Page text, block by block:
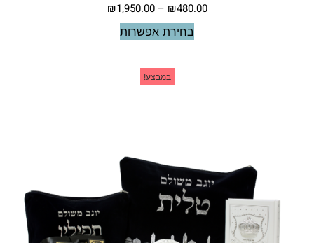
₪480.00
–
₪1,950.00
בחירת אפשרות
במבצע!